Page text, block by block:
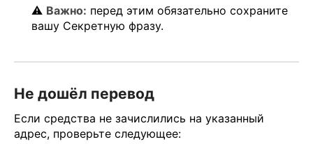
⚠️ Важно: перед этим обязательно сохраните
вашу Секретную фразу.
Не дошёл перевод
Если средства не зачислились на указанный
адрес, проверьте следующее: